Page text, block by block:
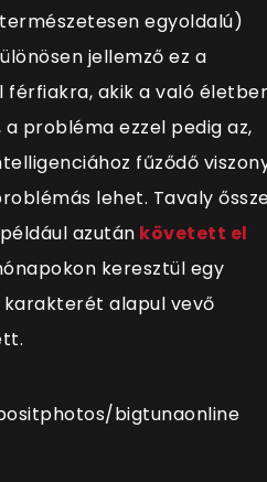
egyoldalú)
jellemző ez a
férfiakra, akik a való
probléma ezzel pedig az,
fűződő
lehet. Tavaly
azután követett el
keresztül egy
karakterét alapul vevő
bigtunaonline